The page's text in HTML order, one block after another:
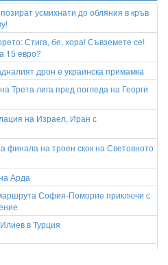
усмихнати до обляния в кръв
Стига, бе, хора! Съвземете се!
15 евро?
дрон е украинска примамка
Трета лига пред погледа на Георги
на Израел, Иран с
финала на троен скок на Световното
Арда
София-Поморие приключи с
в Турция